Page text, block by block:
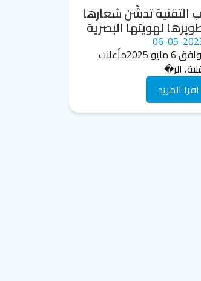
تدشّن شعارها
لهويتها البصرية
06-05-
الرياض – الاثنين الموافق 6 مايو 2025مأعلنت
الر�
اقرا المزيد